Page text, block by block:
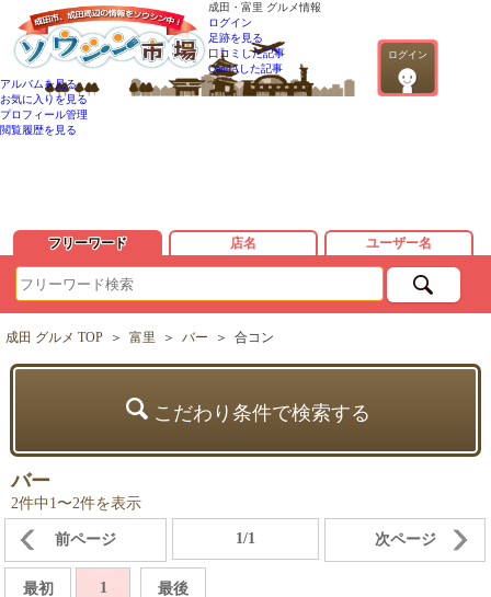
成田・富里 グルメ情報
ログイン
ログイン
足跡を見る
口コミした記事
QandAした記事
アルバムを見る
お気に入りを見る
プロフィール管理
閲覧履歴を見る
フリーワード 店名 ユーザー名
成田 グルメ TOP ＞ 富里 ＞ バー ＞ 合コン
こだわり条件で検索する
バー
2件中1〜2件を表示
前ページ 1/1 次ページ
最初 1 最後